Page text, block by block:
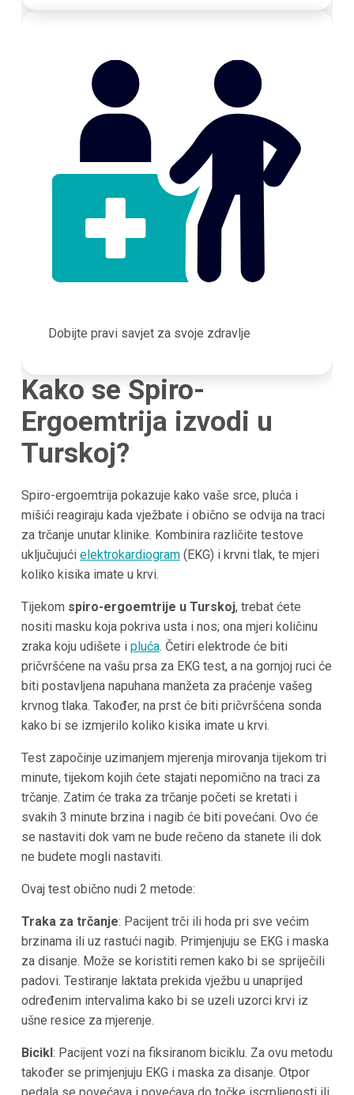
Dobijte pravi savjet za svoje zdravlje
Kako se Spiro-
Ergoemtrija izvodi u
Turskoj?
Spiro-ergoemtrija pokazuje kako vaše srce, pluća i
mišići reagiraju kada vježbate i obično se odvija na traci
za trčanje unutar klinike. Kombinira različite testove
uključujući elektrokardiogram(EKG) i krvni tlak, te mjeri
koliko kisika imate u krvi.
Tijekom spiro-ergoemtrije u Turskoj, trebat ćete
nositi masku koja pokriva usta i nos; ona mjeri količinu
zraka koju udišete i pluća. Četiri elektrode će biti
pričvršćene na vašu prsa za EKG test, a na gornjoj ruci će
biti postavljena napuhana manžeta za praćenje vašeg
krvnog tlaka. Također, na prst će biti pričvršćena sonda
kako bi se izmjerilo koliko kisika imate u krvi.
Test započinje uzimanjem mjerenja mirovanja tijekom tri
minute, tijekom kojih ćete stajati nepomično na traci za
trčanje. Zatim će traka za trčanje početi se kretati i
svakih 3 minute brzina i nagib će biti povećani. Ovo će
se nastaviti dok vam ne bude rečeno da stanete ili dok
ne budete mogli nastaviti.
Ovaj test obično nudi 2 metode:
Traka za trčanje: Pacijent trči ili hoda pri sve većim
brzinama ili uz rastući nagib. Primjenjuju se EKG i maska
za disanje. Može se koristiti remen kako bi se spriječili
padovi. Testiranje laktata prekida vježbu u unaprijed
određenim intervalima kako bi se uzeli uzorci krvi iz
ušne resice za mjerenje.
Bicikl : Pacijent vozi na fiksiranom biciklu. Za ovu metodu
također se primjenjuju EKG i maska za disanje. Otpor